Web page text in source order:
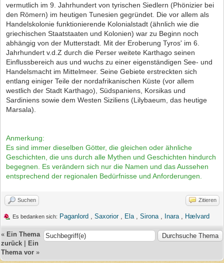
vermutlich im 9. Jahrhundert von tyrischen Siedlern (Phönizier bei
den Römern) im heutigen Tunesien gegründet. Die vor allem als
Handelskolonie funktionierende Kolonialstadt (ähnlich wie die
griechischen Staatstaaten und Kolonien) war zu Beginn noch
abhängig von der Mutterstadt. Mit der Eroberung Tyros' im 6.
Jahrhundert v.d.Z durch die Perser weitete Karthago seinen
Einflussbereich aus und wuchs zu einer eigenständigen See- und
Handelsmacht im Mittelmeer. Seine Gebiete erstreckten sich
entlang einiger Teile der nordafrikanischen Küste (vor allem
westlich der Stadt Karthago), Südspaniens, Korsikas und
Sardiniens sowie dem Westen Siziliens (Lilybaeum, das heutige
Marsala).
Anmerkung:
Es sind immer dieselben Götter, die gleichen oder ähnliche
Geschichten, die uns durch alle Mythen und Geschichten hindurch
begegnen. Es verändern sich nur die Namen und das Aussehen
entsprechend der regionalen Bedürfnisse und Anforderungen.
Suchen Zitieren
Es bedanken sich: Paganlord Saxorior, Ela Sirona Inara Hælvard
« Ein Thema
zurück
Ein
Thema vor »